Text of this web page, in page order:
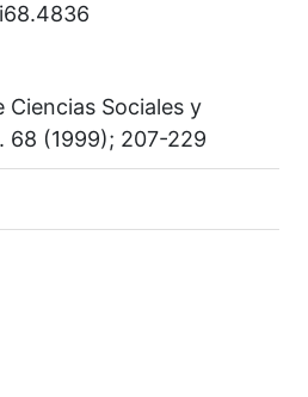
Ciencias Sociales y
68 (1999); 207-229